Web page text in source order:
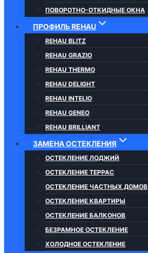
ПОВОРОТНО-ОТКИДНЫЕ ОКНА
ПРОФИЛЬ REHAU
REHAU BLITZ
REHAU GRAZIO
REHAU THERMO
REHAU DELIGHT
REHAU INTELIO
REHAU GENEO
REHAU BRILLIANT
ЗАМЕНА ОСТЕКЛЕНИЯ
ОСТЕКЛЕНИЕ ЛОДЖИЙ
ОСТЕКЛЕНИЕ ТЕРРАС
ОСТЕКЛЕНИЕ ЧАСТНЫХ ДОМОВ
ОСТЕКЛЕНИЕ КВАРТИРЫ
ОСТЕКЛЕНИЕ БАЛКОНОВ
БЕЗРАМНОЕ ОСТЕКЛЕНИЕ
ХОЛОДНОЕ ОСТЕКЛЕНИЕ